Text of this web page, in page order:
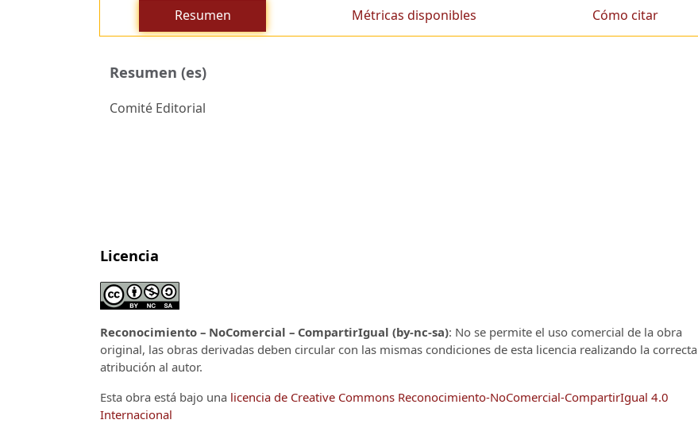
Resumen Métricas disponibles Cómo citar
Resumen (es)
Comité Editorial
Licencia
Reconocimiento – NoComercial – CompartirIgual (by-nc-sa): No se permite el uso comercial de la obra
original, las obras derivadas deben circular con las mismas condiciones de esta licencia realizando la correcta
atribución al autor.
Esta obra está bajo una licencia de Creative Commons Reconocimiento-NoComercial-CompartirIgual 4.0
Internacional